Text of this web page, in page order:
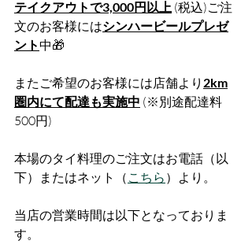
テイクアウトで3,000円以上 (税込)ご注
文のお客様にはシンハービールプレゼ
ント中🎁
またご希望のお客様には店舗より 2km
圏内にて配達も実施中 (※別途配達料
500円)
本場のタイ料理のご注文はお電話（以
下）またはネット（ こちら ）より。
当店の営業時間は以下となっておりま
す。